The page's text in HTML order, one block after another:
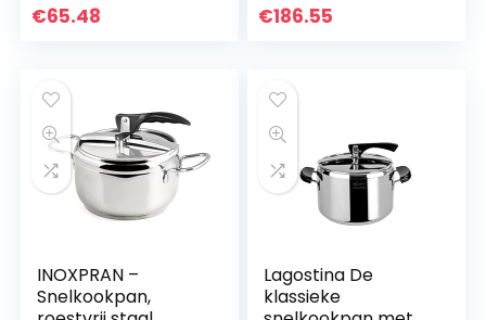
diamètre 22 cm
€65.48
kookniveaus,
€186.55
INOXPRAN –
Snelkookpan,
Lagostina De
klassieke